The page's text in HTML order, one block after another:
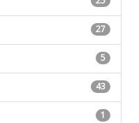
27
5
43
1